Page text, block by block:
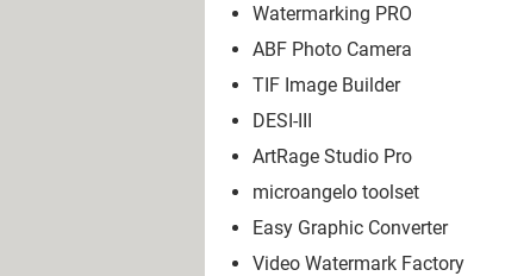
Watermarking PRO
ABF Photo Camera
TIF Image Builder
DESI-III
ArtRage Studio Pro
microangelo toolset
Easy Graphic Converter
Video Watermark Factory